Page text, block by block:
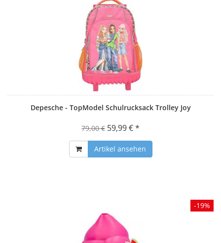
Depesche - TopModel Schulrucksack Trolley Joy
79,00 € 59,99 € *
Artikel ansehen
-19%